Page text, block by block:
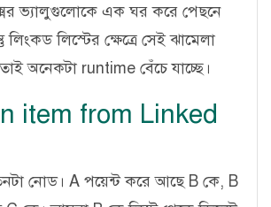
ভ্যালুগুলোকে এক ঘর করে পেছনে
লিংকড লিস্টের ক্ষেত্রে সেই ঝামেলা
অনেকটা runtime বেঁচে যাচ্ছে।
item from Linked
নোড। A পয়েন্ট করে আছে B কে, B